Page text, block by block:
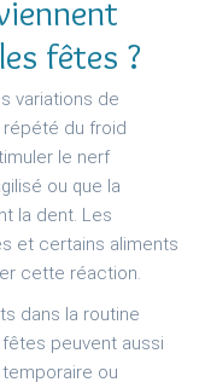
fêtes ?
variations de
du froid
le nerf
ou que la
la dent. Les
et certains aliments
cette réaction.
dans la routine
peuvent aussi
temporaire ou